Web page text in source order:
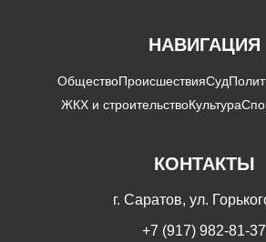
НАВИГАЦИЯ
ОбществоПроисшествияСуд
ЖКХ и строительствоКультура
КОНТАКТЫ
г. Саратов, ул.
+7 (917) 982-81-37